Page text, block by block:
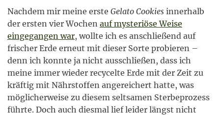
Nachdem mir meine erste Gelato Cookies innerhalb
der ersten vier Wochen auf mysteriöse Weise
eingegangen war, wollte ich es anschließend auf
frischer Erde erneut mit dieser Sorte probieren –
denn ich konnte ja nicht ausschließen, dass ich
meine immer wieder recycelte Erde mit der Zeit zu
kräftig mit Nährstoffen angereichert hatte, was
möglicherweise zu diesem seltsamen Sterbeprozess
führte. Doch auch diesmal lief leider längst nicht